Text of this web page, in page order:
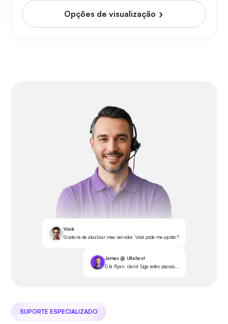
Opções de visualização
Você
Gostaria de atualizar meu servidor. Você pode me ajudar?
James @ Ultahost
Olá Ryan, claro! Siga estes passos...
SUPORTE ESPECIALIZADO